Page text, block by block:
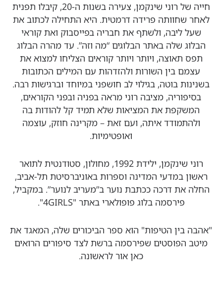
חייה של רוני שינקמן, צעירה בשנות ה-20, קיבלו תפנית
לאחר שחוותה פרידה דרמטית. היא התחילה לכתוב את
שעל ליבה, ולשתף את חבריה בפייסבוק ואת קוראי
הבלוג שלה באתר הבלוגים “מה וזה”. עד מהרה הבלוג
תפס תאוצה, ויותר ויותר קוראים הצליחו למצוא את
עצמם בין השורות ולהזדהות עם המילים הכתובות
בשנינות בוטה, בגילוי לב חושפני במיוחד וברגישות רבה.
בסיפוריה, מציבה רוני מראה בפניה ובפני הקוראים,
המשקפת את המציאות שלא תמיד קל להודות בה
ולהתמודד איתה, ועם זאת – מקרינה חוזק, עוצמה
ואופטימיות.
רוני שינקמן, ילידת 1992, מחולון, סטודנטית לתואר
ראשון במדעי המדינה וספרות באוניברסיטת תל-אביב,
החלה את דרכה ככתבת נוער ב”מעריב לנוער”. במקביל,
פירסמה בלוג פופולארי באתר "4GIRLS".
"אהבה בין הטיפות" הוא ספר הביכורים שלה, המאגד את
מיטב הפוסטים שפירסמה ברשת לצד סיפורים הרואים
כאן אור לראשונה.